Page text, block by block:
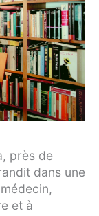
près de
dans une
et à